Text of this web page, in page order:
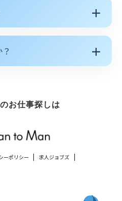
＋
＋
お仕事探しは
ーポリシー 求人ジョブズ